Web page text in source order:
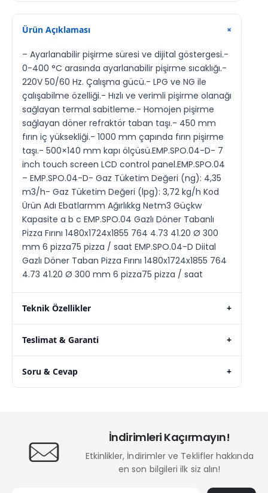
Ürün Açıklaması +
– Ayarlanabilir pişirme süresi ve dijital göstergesi.-
0-400 °C arasında ayarlanabilir pişirme sıcaklığı.-
220V 50/60 Hz. Çalışma gücü.- LPG ve NG ile
çalışabilme özelliği.- Hızlı ve verimli pişirme olanağı
sağlayan termal sabitleme.- Homojen pişirme
sağlayan döner refraktör taban taşı.- 450 mm
fırın iç yüksekliği.- 1000 mm çapında fırın pişirme
taşı.- 500×140 mm kapı ölçüsü.EMP.SPO.04-D- 7
inch touch screen LCD control panel.EMP.SPO.04
– EMP.SPO.04-D- Gaz Tüketim Değeri (ng): 4,35
m3/h- Gaz Tüketim Değeri (lpg): 3,72 kg/h Kod
Ürün Adı Ebatlarmm Ağırlıkkg Netm3 Güçkw
Kapasite a b c EMP.SPO.04 Gazlı Döner Tabanlı
Pizza Fırını 1480x1724x1855 764 4.73 41.20 Ø 300
mm 6 pizza75 pizza / saat EMP.SPO.04-D Diital
Gazlı Döner Taban Pizza Fırını 1480x1724x1855 764
4.73 41.20 Ø 300 mm 6 pizza75 pizza / saat
Teknik Özellikler +
Teslimat & Garanti +
Soru & Cevap +
İndirimleri Kaçırmayın!
Etkinlikler, İndirimler ve Teklifler hakkında
en son bilgileri ilk siz alın!